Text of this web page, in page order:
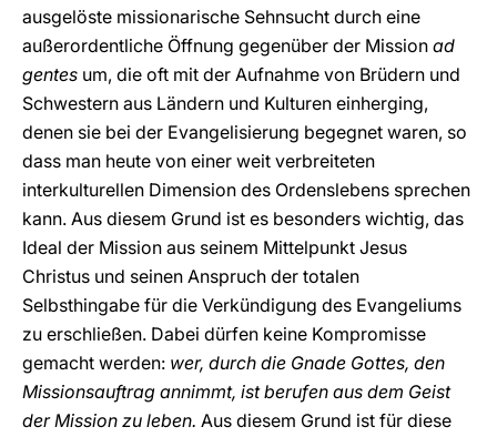
ausgelöste missionarische Sehnsucht durch eine
außerordentliche Öffnung gegenüber der Mission ad
gentes um, die oft mit der Aufnahme von Brüdern und
Schwestern aus Ländern und Kulturen einherging,
denen sie bei der Evangelisierung begegnet waren, so
dass man heute von einer weit verbreiteten
interkulturellen Dimension des Ordenslebens sprechen
kann. Aus diesem Grund ist es besonders wichtig, das
Ideal der Mission aus seinem Mittelpunkt Jesus
Christus und seinen Anspruch der totalen
Selbsthingabe für die Verkündigung des Evangeliums
zu erschließen. Dabei dürfen keine Kompromisse
gemacht werden: wer, durch die Gnade Gottes, den
Missionsauftrag annimmt, ist berufen aus dem Geist
der Mission zu leben. Aus diesem Grund ist für diese